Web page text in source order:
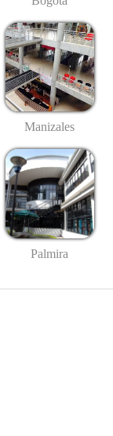
Manizales
Palmira